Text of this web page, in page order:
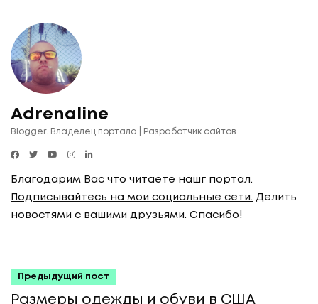
Adrenaline
Blogger. Владелец портала | Разработчик сайтов
Благодарим Вас что читаете нашг портал.
Подписывайтесь на мои социальные сети. Делить
новостями с вашими друзьями. Спасибо!
Предыдущий пост
Размеры одежды и обуви в США